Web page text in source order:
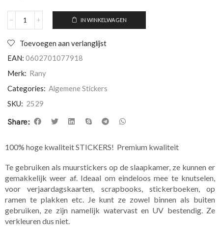
IN WINKELWAGEN
Toevoegen aan verlanglijst
EAN: 0602701077918
Merk: Rany
Categories: Algemene Stickers
SKU: 2529
Share:
100% hoge kwaliteit STICKERS! Premium kwaliteit
Te gebruiken als muurstickers op de slaapkamer, ze kunnen er
gemakkelijk weer af. Ideaal om eindeloos mee te knutselen,
voor verjaardagskaarten, scrapbooks, stickerboeken, op
ramen te plakken etc. Je kunt ze zowel binnen als buiten
gebruiken, ze zijn namelijk watervast en UV bestendig. Ze
verkleuren dus niet.